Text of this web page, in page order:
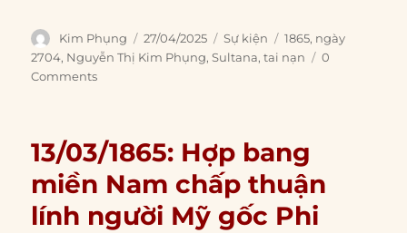
Author
Kim Phụng
Posted
on
27/04/2025 Categories
Sự kiện Tags
1865, ngày
2704, Nguyễn Thị Kim Phụng,Sultana,tai nạn
0
Comments
13/03/1865: Hợp bang
miền Nam chấp thuận
lính người Mỹ gốc Phi